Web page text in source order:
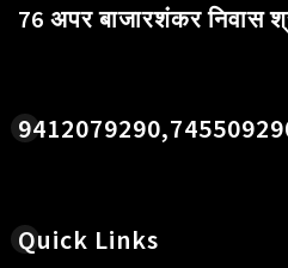
76 अपर बाजारशंकर निवास
Quick Links